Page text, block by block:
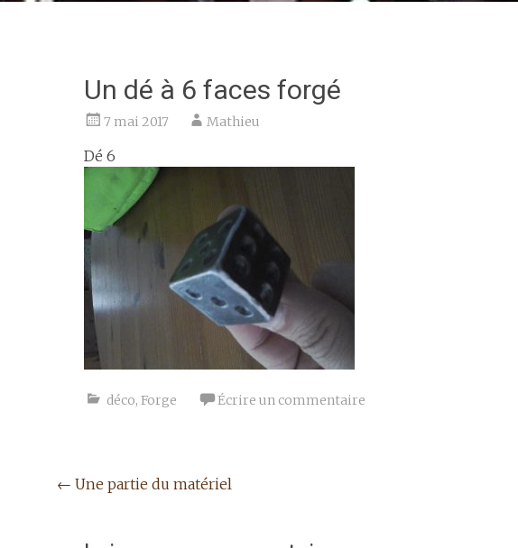
Un dé à 6 faces forgé
7 mai 2017 Mathieu
Dé 6
déco, Forge Écrire un commentaire
Navigation
← Une partie du matériel